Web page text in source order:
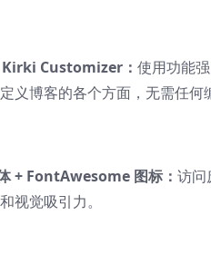
Customizer： 使用功能
义博客的各个方面，无需任何
+ FontAwesome 图标： 访问
视觉吸引力。